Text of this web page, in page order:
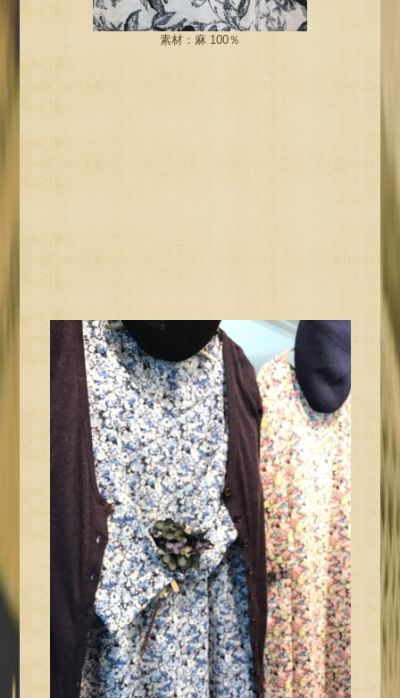
素材：麻 100％